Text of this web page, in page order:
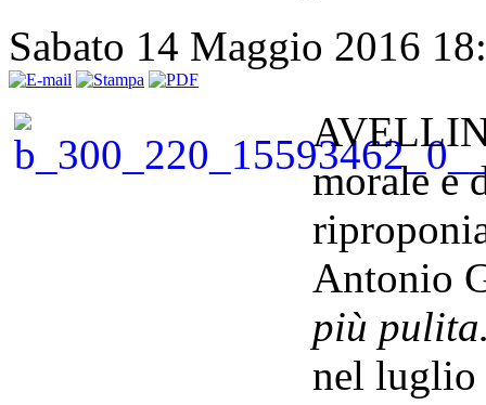
Sabato 14 Maggio 2016
morale e
Antonio
più
nel luglio